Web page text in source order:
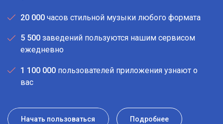
20 000часов стильной музыки любого формата
5 500заведений пользуются нашим сервисом
ежедневно
1 100 000пользователей приложения узнают о
вас
Начать пользоваться Подробнее